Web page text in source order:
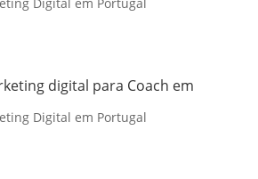
digital para Coach em
Digital em Portugal